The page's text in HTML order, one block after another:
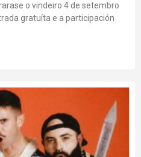
o vindeiro 4 de setembro
gratuíta e a participación